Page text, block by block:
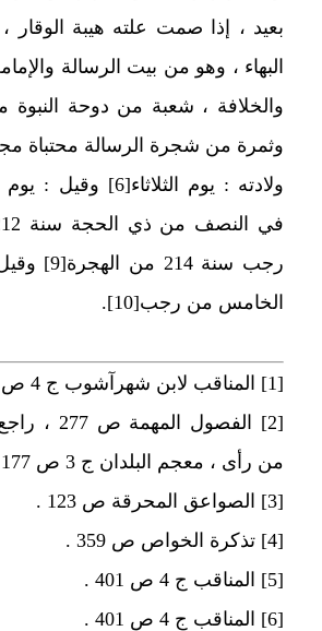
بعيد ، إذا صمت علته هيبة الوقار
البهاء ، وهو من بيت الرسالة
والخلافة ، شعبة من دوحة النبوة
وثمرة من شجرة الرسالة محتباة
ولادته : يوم الثلاثاء[6] وقيل : يوم
في النصف من ذي الحجة سنة 212
رجب سنة 214 من الهجرة
[9]
الخامس من رجب[10]
.
[1]
المناقب لابن شهرآشوب ج 4 ص 401 .
[2]
الفصول
من رأى ، معجم البلدان ج 3 ص 177 .
[3]
الصواعق المحرقة ص 123 .
[4]
تذكرة الخواص ص 359 .
[5]
المناقب ج 4 ص 401 .
[6]
المناقب ج 4 ص 401 .